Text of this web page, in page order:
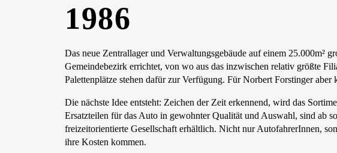
1986
Das neue Zentrallager und Verwaltungsgebäude auf einem 25.000m²
Gemeindebezirk errichtet, von wo aus das inzwischen relativ größte
Palettenplätze stehen dafür zur Verfügung. Für Norbert Forstinger aber
Die nächste Idee entsteht: Zeichen der Zeit erkennend, wird das
Ersatzteilen für das Auto in gewohnter Qualität und Auswahl, sind ab
freizeitorientierte Gesellschaft erhältlich. Nicht nur AutofahrerInnen,
ihre Kosten kommen.